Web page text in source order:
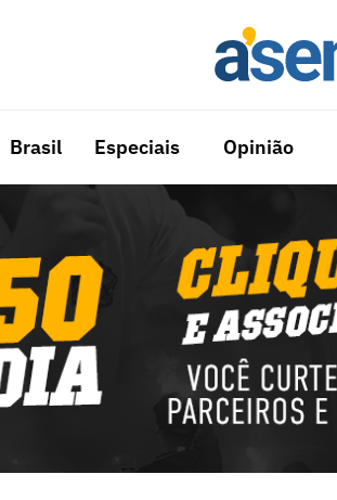
Brasil Especiais Opinião